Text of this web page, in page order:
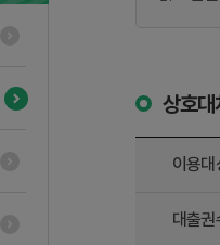
상호
이용대
대출권